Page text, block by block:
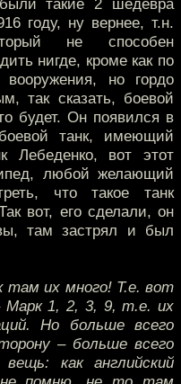
такие 2 шедевра
году, ну вернее, т.н.
не способен
нигде, кроме как по
но гордо
так сказать, боевой
будет. Он появился в
танк, имеющий
Лебеденко, вот этот
любой желающий
что такое танк
вот, его сделали, он
там застрял и был
там их много! Т.е. вот
1, 2, 3, 9, т.е. их
Но больше всего
– больше всего
как английский